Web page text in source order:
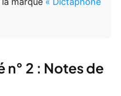
n° 2 : Notes de